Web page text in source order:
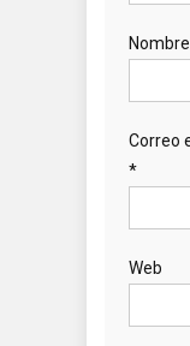
Nombre
Correo
*
Web